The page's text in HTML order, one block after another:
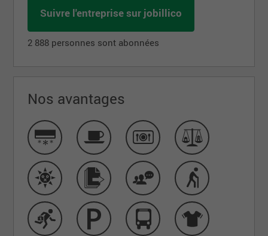
Suivre l'entreprise sur jobillico
2 888 personnes sont abonnées
Nos avantages